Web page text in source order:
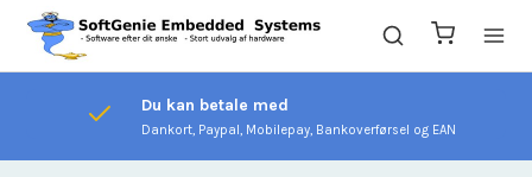
Du kan betale med
Dankort, Paypal, Mobilepay, Bankoverførsel og EAN